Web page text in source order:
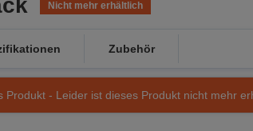
Nicht mehr erhältlich
Zubehör
Produkt - Leider ist dieses Produkt nicht mehr